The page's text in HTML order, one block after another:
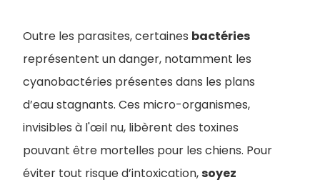
Outre les parasites, certaines bactéries
représentent un danger, notamment les
cyanobactéries présentes dans les plans
d’eau stagnants. Ces micro-organismes,
invisibles à l'œil nu, libèrent des toxines
pouvant être mortelles pour les chiens. Pour
éviter tout risque d’intoxication,soyez